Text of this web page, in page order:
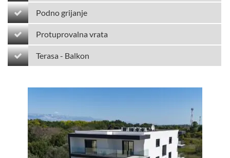
Podno grijanje
Protuprovalna vrata
Terasa - Balkon